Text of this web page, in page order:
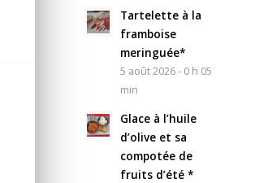
Tartelette à la
framboise
meringuée*
5 août 2026 - 0 h 05
min
Glace à l’huile
d’olive et sa
compotée de
fruits d’été *